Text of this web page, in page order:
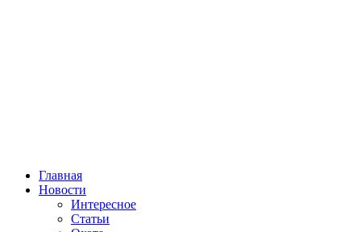
Главная
Новости
Интересное
Статьи